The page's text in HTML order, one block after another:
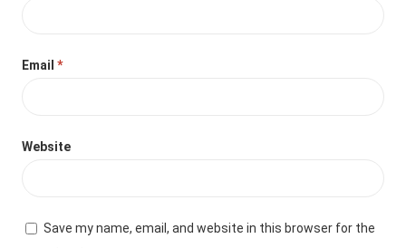
Email*
Website
Save my name, email, and website in this browser for the